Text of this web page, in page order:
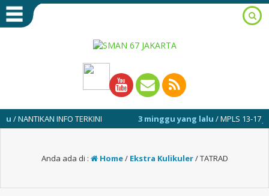
INFO TERKINI 3 minggu yang lalu/ MPLS 13-17 JULI 2026
Anda ada di : Home/ Ekstra Kulikuler/TATRAD